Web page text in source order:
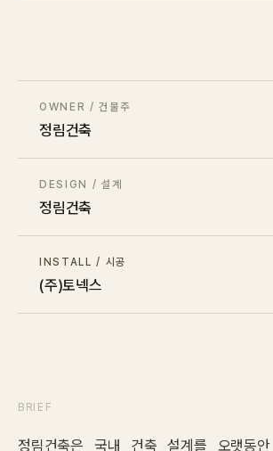
Resources
About
Inquiry→
OWNER / 건물주
정림건축
DESIGN / 설계
정림건축
INSTALL / 시공
(주)토넥스
BRIEF
정림건축은 국내 건축 설계를 오랫동